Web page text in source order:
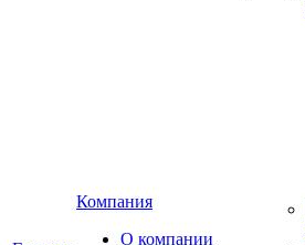
Компания
О компании